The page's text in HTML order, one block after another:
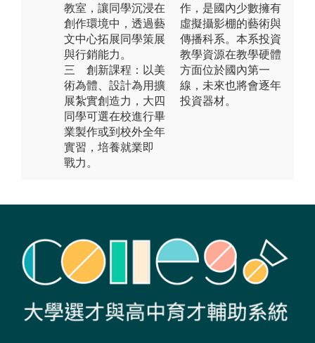
教室，讓同學沉浸在
創作環境中，透過藝
文中心拓展同學策展
與行銷能力。
三 創新課程：以美
術為體、設計為用擴
展紮實創造力，大四
同學可選在校進行畢
業製作或到校外全年
實習，培養就業即
戰力。
作，是國內少數擁有
虛擬攝影棚的藝術與
傳播科系。本系投資
教學資源在教學硬體
方面位於國內第一
線，未來也將會逐年
投資器材。